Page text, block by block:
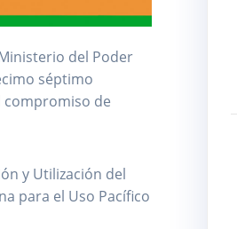
del Poder
séptimo
compromiso de
y Utilización del
para el Uso Pacífico